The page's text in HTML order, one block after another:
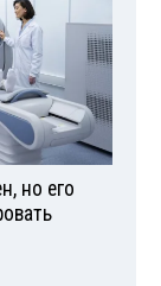
но его